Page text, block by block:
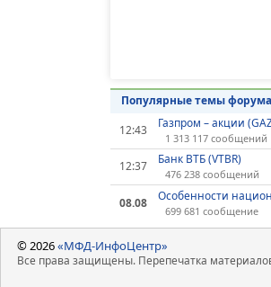
Популярные темы форума
12:43
Газпром – акции
1 313 117 сообщений
12:37 Банк ВТБ (VTBR)
476 238 сообщений
08.08 Особенности
699 681 сообщение
© 2026«МФД-ИнфоЦентр»
Все права защищены. Перепечатка